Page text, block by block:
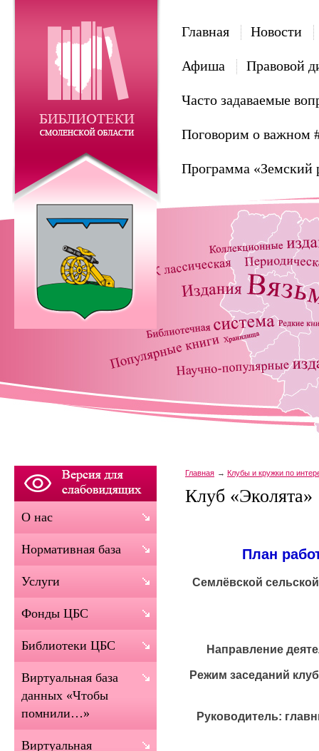
Главная Новости
Афиша Правовой
Часто задаваемые
Поговорим о важном
Программа «Земский
Главная Клубы и кружки по
Клуб «Эколята»
План
Семлёвской
Направление
Режим заседаний
Руководитель:
О нас
Нормативная база
Услуги
Фонды ЦБС
Библиотеки ЦБС
Виртуальная база
данных «Чтобы
помнили…»
Виртуальная